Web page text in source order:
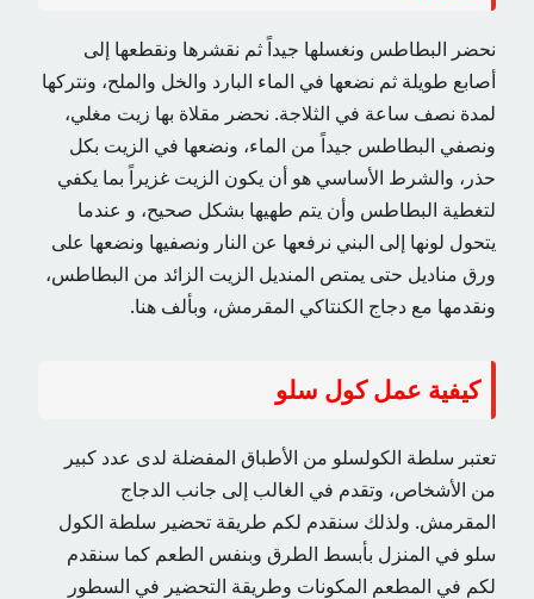
نحضر البطاطس ونغسلها جيداً ثم نقشرها ونقطعها إلى
أصابع طويلة ثم نضعها في الماء البارد والخل والملح، ونتركها
لمدة نصف ساعة في الثلاجة. نحضر مقلاة بها زيت مغلي،
ونصفي البطاطس جيداً من الماء، ونضعها في الزيت بكل
حذر، والشرط الأساسي هو أن يكون الزيت غزيراً بما يكفي
لتغطية البطاطس وأن يتم طهيها بشكل صحيح، و عندما
يتحول لونها إلى البني نرفعها عن النار ونصفيها ونضعها على
ورق مناديل حتى يمتص المنديل الزيت الزائد من البطاطس،
ونقدمها مع دجاج الكنتاكي المقرمش، وبألف هنا.
كيفية عمل كول سلو
تعتبر سلطة الكولسلو من الأطباق المفضلة لدى عدد كبير
من الأشخاص، وتقدم في الغالب إلى جانب الدجاج
المقرمش. ولذلك سنقدم لكم طريقة تحضير سلطة الكول
سلو في المنزل بأبسط الطرق وبنفس الطعم كما سنقدم
لكم في المطعم المكونات وطريقة التحضير في السطور